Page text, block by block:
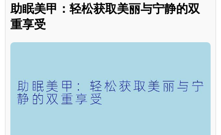
助眠美甲：轻松获取美丽与宁静的双
重享受